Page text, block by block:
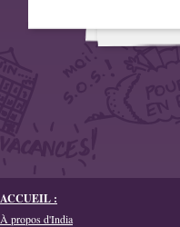
ACCUEIL :
À propos d'India